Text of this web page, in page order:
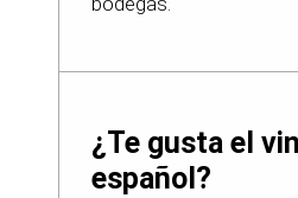
¿Te gusta el
español?